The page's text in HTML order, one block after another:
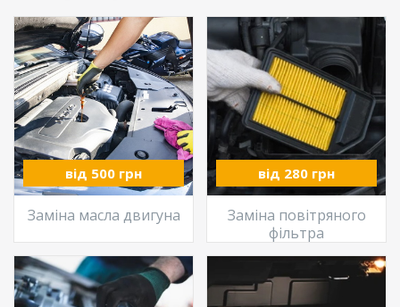
від 500 грн
Заміна масла двигуна
від 280 грн
Заміна повітряного
фільтра